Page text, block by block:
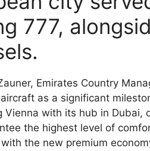
777,
Emirates Country
as a significant
Vienna with its hub in Dubai,
the highest level of
the new premium